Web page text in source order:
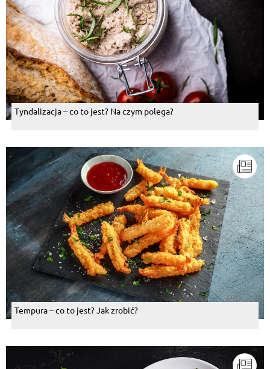
Tyndalizacja – co to jest? Na czym polega?
Tempura – co to jest? Jak zrobić?